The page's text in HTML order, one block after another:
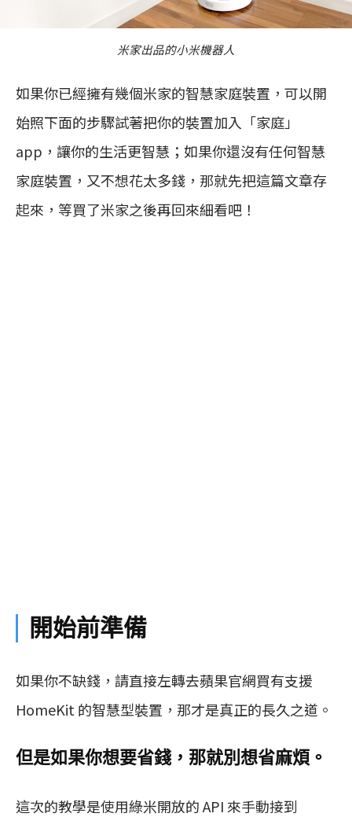
米家出品的小米機器人
如果你已經擁有幾個米家的智慧家庭裝置，可以開
始照下面的步驟試著把你的裝置加入「家庭」
app，讓你的生活更智慧；如果你還沒有任何智慧
家庭裝置，又不想花太多錢，那就先把這篇文章存
起來，等買了米家之後再回來細看吧！
開始前準備
如果你不缺錢，請直接左轉去蘋果官網買有支援
HomeKit 的智慧型裝置，那才是真正的長久之道。
但是如果你想要省錢，那就別想省麻煩。
這次的教學是使用綠米開放的 API 來手動接到